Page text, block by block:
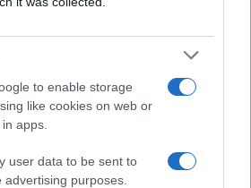
to enable storage
like cookies on web or
apps.
user data to be sent to
purposes.